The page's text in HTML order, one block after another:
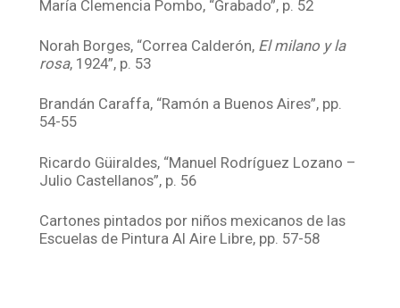
María Clemencia Pombo, “Grabado”, p. 52
Norah Borges, “Correa Calderón, El milano y la
rosa, 1924”, p. 53
Brandán Caraffa, “Ramón a Buenos Aires”, pp.
54-55
Ricardo Güiraldes, “Manuel Rodríguez Lozano –
Julio Castellanos”, p. 56
Cartones pintados por niños mexicanos de las
Escuelas de Pintura Al Aire Libre, pp. 57-58